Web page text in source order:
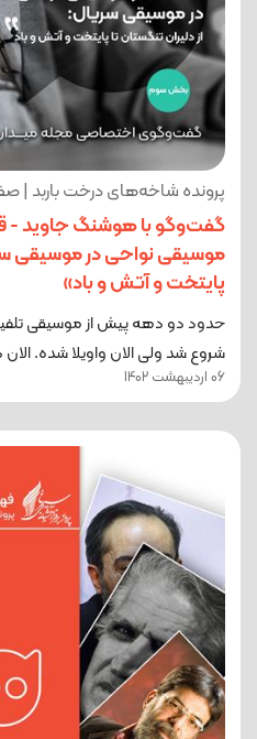
پرونده شاخه‌های درخت باربد
گفت‌وگو با هوشنگ جاوید -
موسیقی نواحی در موسیقی
پایتخت و آتش و باد»
حدود دو دهه پیش از موسیقی
شروع شد ولی الان واویلا شده.
06 اردیبهشت 1402